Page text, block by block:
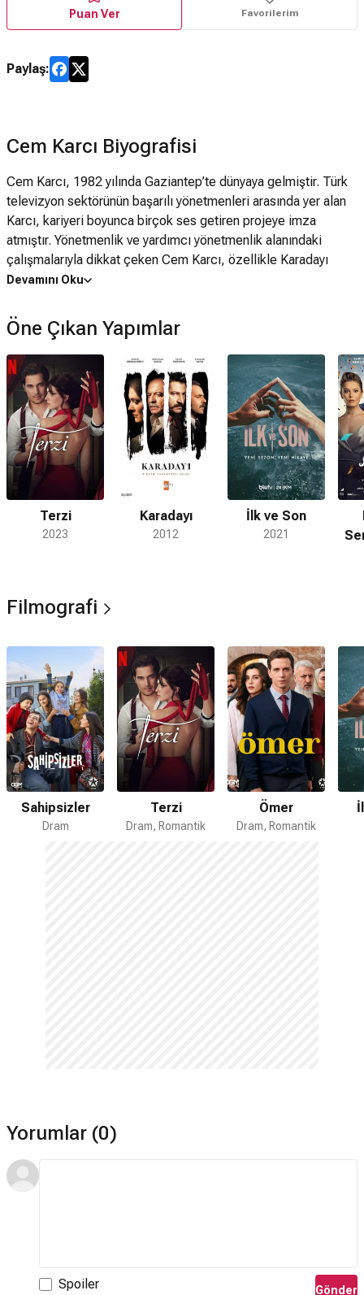
Puan Ver Favorilerim
Paylaş:
Cem Karcı Biyografisi
Cem Karcı, 1982 yılında Gaziantep’te dünyaya gelmiştir. Türk
televizyon sektörünün başarılı yönetmenleri arasında yer alan
Karcı, kariyeri boyunca birçok ses getiren projeye imza
atmıştır. Yönetmenlik ve yardımcı yönetmenlik alanındaki
çalışmalarıyla dikkat çeken Cem Karcı, özellikle Karadayı
(2012), Hercai (2019) ve Kırmızı Oda (2020) dizileriyle geniş
Dram türündeki yapımlarda oluşturduğu güçlü atmosfer ve
karakter odaklı anlatımıyla öne çıkan başarılı yönetmen,
televizyon dünyasında kendine özgü bir tarz oluşturmuştur.
Başarılı projeleriyle adından sıkça söz ettiren Cem Karcı, Türk
dizi sektöründe kariyerini istikrarlı bir şekilde sürdürmeye
devam etmektedir.
Devamını Oku
Öne Çıkan Yapımlar
Terzi
2023
Karadayı
2012
İlk ve Son
2021
Filmografi
Sahipsizler
Dram
Terzi
Dram, Romantik
Ömer
Dram, Romantik
Yorumlar (0)
Spoiler Gönder